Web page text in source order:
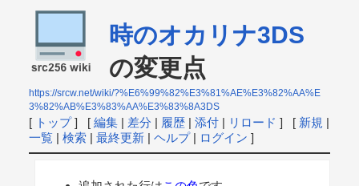
時のオカリナ3DS
の変更点
https://srcw.net/wiki/?%E6%99%82%E3%81%AE%E3%82%AA%E
3%82%AB%E3%83%AA%E3%83%8A3DS
[ トップ] [ 編集| 差分 | 履歴| 添付| リロード ] [ 新規 |
一覧| 検索| 最終更新| ヘルプ| ログイン ]